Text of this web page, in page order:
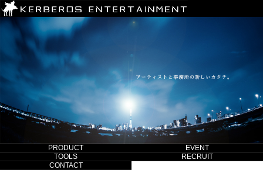
PRODUCT
EVENT
TOOLS
RECRUIT
CONTACT